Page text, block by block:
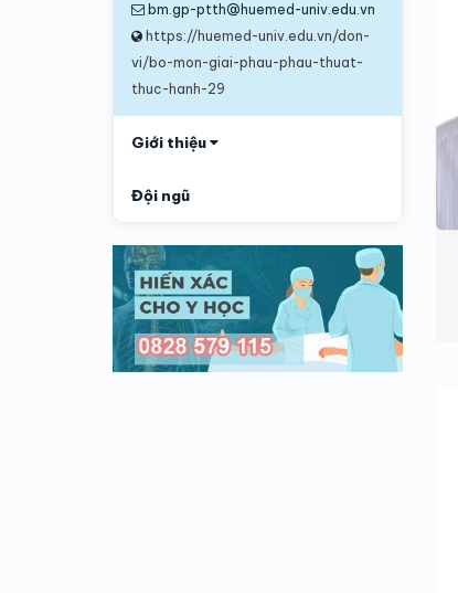
bm.gp-ptth@huemed-univ.edu.vn
https://huemed-univ.edu.vn/don-
vi/bo-mon-giai-phau-phau-thuat-
thuc-hanh-29
Giới thiệu
Đội ngũ